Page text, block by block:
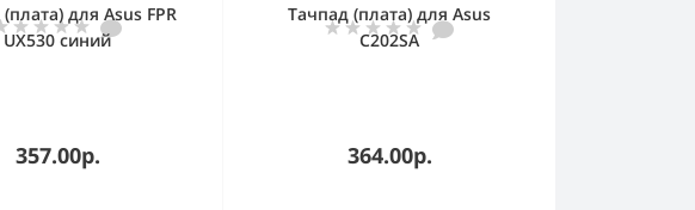
для Asus FPR
UX530 синий
357.00р.
Тачпад (плата) для Asus
C202SA
364.00р.